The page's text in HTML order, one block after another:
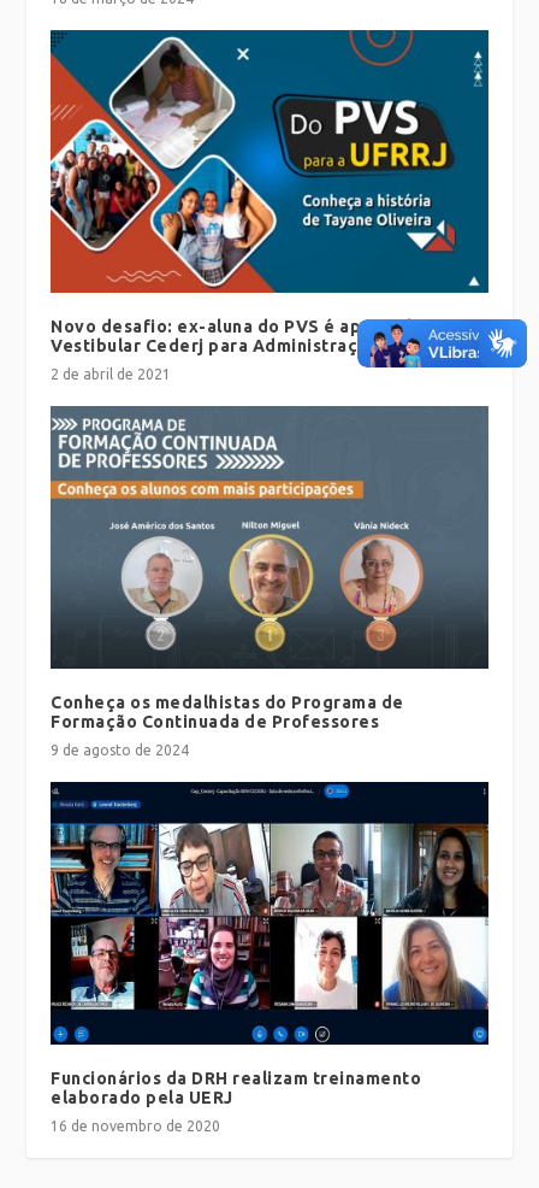
Novo desafio: ex-aluna do PVS é aprovada no
Vestibular Cederj para Administração da UFRRJ
2 de abril de 2021
Conheça os medalhistas do Programa de
Formação Continuada de Professores
9 de agosto de 2024
Funcionários da DRH realizam treinamento
elaborado pela UERJ
16 de novembro de 2020